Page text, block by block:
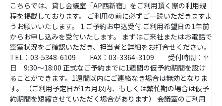
こちらでは、貸し会議室「AP西新宿」をご利用頂く際の利用規
程を掲載しております。 ご利用の前に必ずご一読いただきますよ
うお願いいたします。 1.ご予約お申込受付 ご利用希望日の1年前
からお申し込みを受付いたします。 まずはご来社またはお電話で
空室状況をご確認いただき、担当者と詳細をお打合せください。
TEL：03-5348-6109 FAX：03-3364-3109 受付時間：平
日 9:30～18:00 正式なご予約までに1週間の仮予約期間を設け
ることができます。1週間以内にご連絡なき場合は無効となりま
す。 （ご利用予定日が1カ月以内、もしくは繁忙期の場合は仮予
約期間を短縮させていただく場合があります） 会議室のご利用